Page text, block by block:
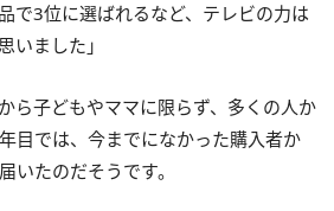
で3位に選ばれるなど、テレビの力は
いました」
ら子どもやママに限らず、多くの人か
目では、今までになかった購入者か
いたのだそうです。